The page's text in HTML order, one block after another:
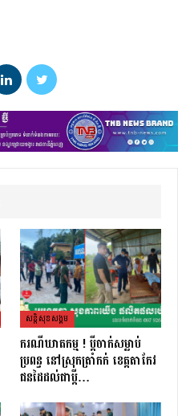
សន្តិសុខសង្គម
ករណីឃាតកម្ម ! ប្ដីចាក់សម្លាប់
ប្រពន្ធ នៅស្រុកត្រាំកក់ ខេត្តតាកែវ
ជនដៃដល់ជាប្ដី…